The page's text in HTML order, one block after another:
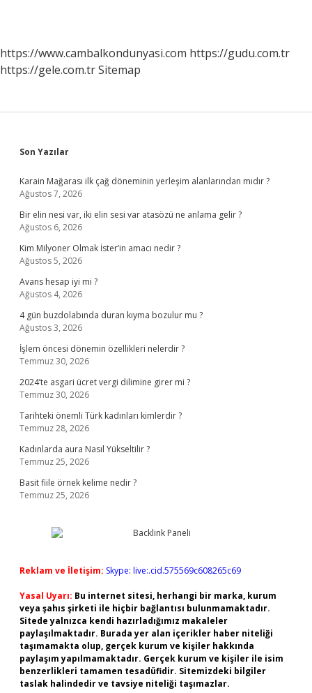
Iyileşir
https://www.cambalkondunyasi.com https://gudu.com.tr
https://gele.com.trSitemap
Sidebar
Son Yazılar
Karain Mağarası ilk çağ döneminin yerleşim alanlarından mıdır ?
Ağustos 7, 2026
Bir elin nesi var, iki elin sesi var atasözü ne anlama gelir ?
Ağustos 6, 2026
Kim Milyoner Olmak İster’in amacı nedir ?
Ağustos 5, 2026
Avans hesap iyi mi ?
Ağustos 4, 2026
4 gün buzdolabında duran kıyma bozulur mu ?
Ağustos 3, 2026
İşlem öncesi dönemin özellikleri nelerdir ?
Temmuz 30, 2026
2024’te asgari ücret vergi dilimine girer mi ?
Temmuz 30, 2026
Tarihteki önemli Türk kadınları kimlerdir ?
Temmuz 28, 2026
Kadınlarda aura Nasıl Yükseltilir ?
Temmuz 25, 2026
Basit fiile örnek kelime nedir ?
Temmuz 25, 2026
Reklam ve İletişim: Skype: live:.cid.575569c608265c69
Yasal Uyarı: Bu internet sitesi, herhangi bir marka, kurum
veya şahıs şirketi ile hiçbir bağlantısı bulunmamaktadır.
Sitede yalnızca kendi hazırladığımız makaleler
paylaşılmaktadır. Burada yer alan içerikler haber niteliği
taşımamakta olup, gerçek kurum ve kişiler hakkında
paylaşım yapılmamaktadır. Gerçek kurum ve kişiler ile isim
benzerlikleri tamamen tesadüfidir. Sitemizdeki bilgiler
taslak halindedir ve tavsiye niteliği taşımazlar.